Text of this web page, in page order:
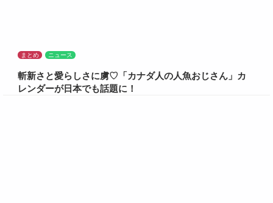
まとめ ニュース
斬新さと愛らしさに虜♡「カナダ人の人魚おじさん」カ
レンダーが日本でも話題に！